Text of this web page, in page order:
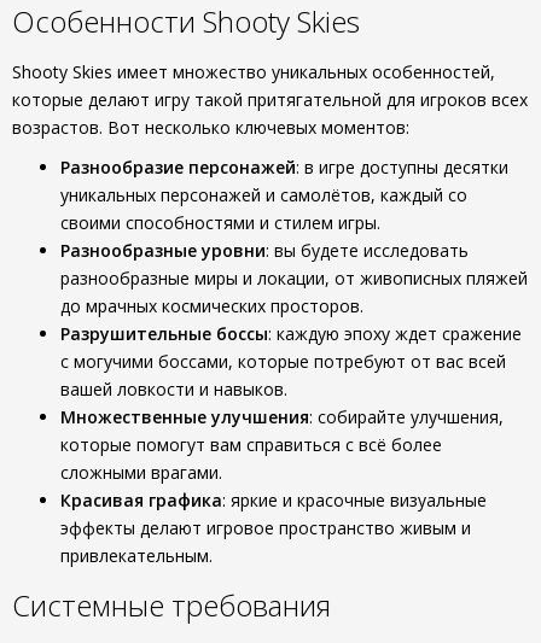
Особенности Shooty Skies
Shooty Skies имеет множество уникальных особенностей,
которые делают игру такой притягательной для игроков всех
возрастов. Вот несколько ключевых моментов:
Разнообразие персонажей: в игре доступны десятки
уникальных персонажей и самолётов, каждый со
своими способностями и стилем игры.
Разнообразные уровни: вы будете исследовать
разнообразные миры и локации, от живописных пляжей
до мрачных космических просторов.
Разрушительные боссы: каждую эпоху ждет сражение
с могучими боссами, которые потребуют от вас всей
вашей ловкости и навыков.
Множественные улучшения: собирайте улучшения,
которые помогут вам справиться с всё более
сложными врагами.
Красивая графика: яркие и красочные визуальные
эффекты делают игровое пространство живым и
привлекательным.
Системные требования